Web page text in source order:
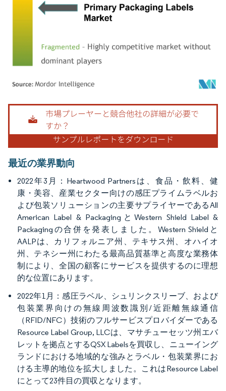
画像 © Mordor Intelligence。再利用にはCC BY 4.0の表示が必要です。
最近の業界動向
2022年3月：Heartwood Partnersは、食品・飲料、健
康・美容、産業セクター向けの感圧プライムラベルお
よび包装ソリューションの主要サプライヤーであるAll
American Label & PackagingとWestern Shield Label &
Packagingの合併を発表しました。Western Shieldと
AALPは、カリフォルニア州、テキサス州、オハイオ
州、テネシー州にわたる最高品質基準と高度な業務体
制により、全国の顧客にサービスを提供するのに理想
的な位置にあります。
2022年1月：感圧ラベル、シュリンクスリーブ、および
包装業界向けの無線周波数識別/近距離無線通信
（RFID/NFC）技術のフルサービスプロバイダーである
Resource Label Group, LLCは、マサチューセッツ州エバ
レットを拠点とするQSX Labelsを買収し、ニューイング
ランドにおける地域的な強みとラベル・包装業界にお
ける主導的地位を拡大しました。これはResource Label
にとって23件目の買収となります。